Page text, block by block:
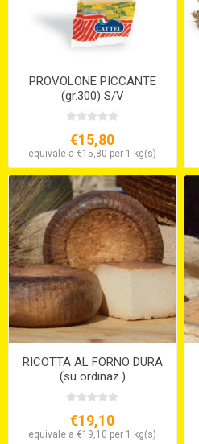
PROVOLONE PICCANTE
(gr.300) S/V
€15,80
equivale a €15,80 per 1 kg(s)
RICOTTA AL FORNO DURA
(su ordinaz.)
€19,10
equivale a €19,10 per 1 kg(s)